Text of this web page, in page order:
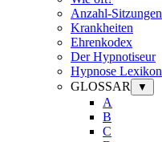
Anzahl-Sitzungen
Krankheiten
Ehrenkodex
Der Hypnotiseur
Hypnose Lexikon
GLOSSAR
▼
A
B
C